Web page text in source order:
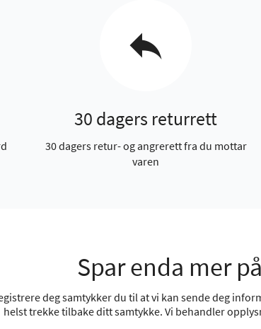
30 dagers returrett
30 dagers retur- og angrerett fra du mottar
varen
Spar enda mer
deg samtykker du til at vi kan sende deg
helst trekke tilbake ditt samtykke. Vi behandler